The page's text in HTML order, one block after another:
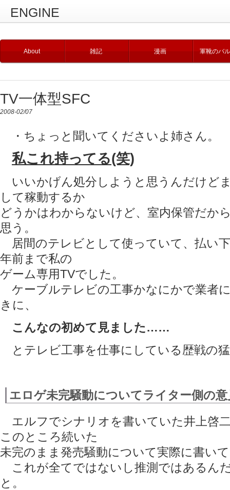
ENGINE
About 雑記 漫画 軍靴のバ
TV一体型SFC
2008-02/07
・ちょっと聞いてくださいよ姉さん。
私これ持ってる(笑)
いいかげん処分しようと思うんだけど
して稼動するか
どうかはわからないけど、室内保管だか
思う。
居間のテレビとして使っていて、払い
年前まで私の
ゲーム専用TVでした。
ケーブルテレビの工事かなにかで業者
きに、
こんなの初めて見ました……
とテレビ工事を仕事にしている歴戦の
エロゲ未完騒動についてライター側の意
エルフでシナリオを書いていた井上啓
このところ続いた
未完のまま発売騒動について実際に書い
これが全てではないし推測ではあるん
と。